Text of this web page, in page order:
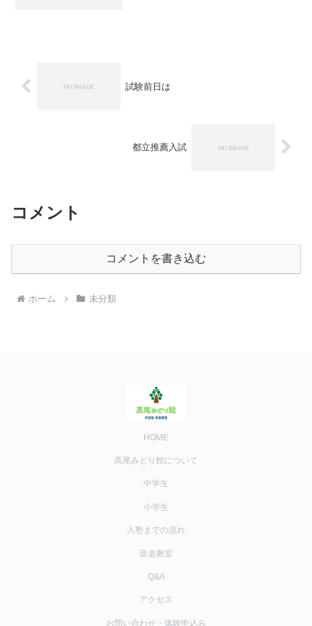
試験前日は
都立推薦入試
コメント
コメントを書き込む
ホーム 未分類
HOME
高尾みどり館について
中学生
小学生
入塾までの流れ
音楽教室
Q&A
アクセス
お問い合わせ・体験申込み